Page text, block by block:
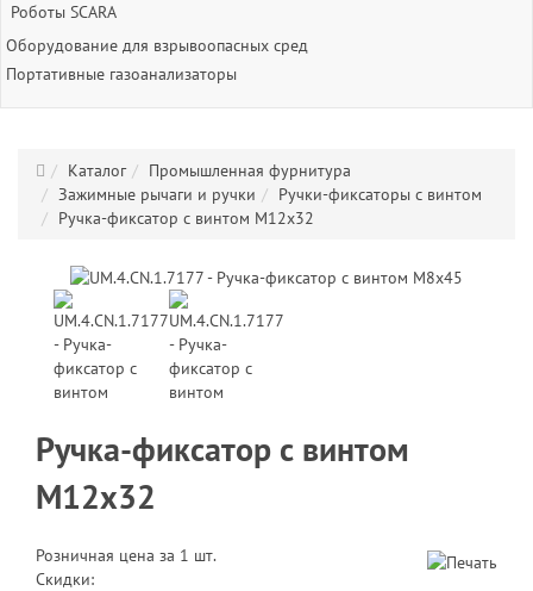
Роботы SCARA
Оборудование для взрывоопасных сред
Портативные газоанализаторы
Каталог
Промышленная фурнитура
Зажимные рычаги и ручки
Ручки-фиксаторы c винтом
Ручка-фиксатор с винтом M12х32
Ручка-фиксатор с винтом
M12х32
Розничная цена за 1 шт.
Скидки: